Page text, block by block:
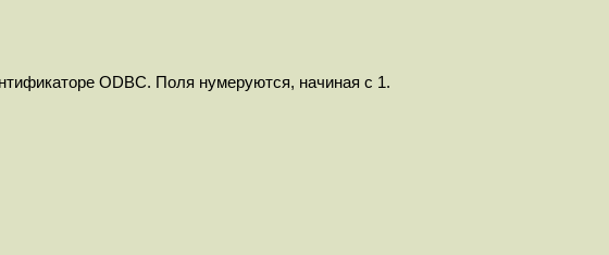
ODBC. Поля нумеруются, начиная с 1.